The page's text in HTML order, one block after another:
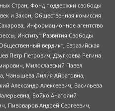
Стран, Фонд поддержки свободы
и Закон, Общественная комиссия
Информационное агентство
Институт Развития Свободы
вердикт, Евразийская
Петр Петрович, Дзугкоева Регина
Милославский Павел
Чанышева Лилия Айратовна,
Александр Алексеевич, Васильева
Бойко Анатолий
Пивоваров Андрей Сергеевич,